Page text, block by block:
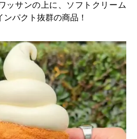
ッサンの上に、ソフトクリーム
パクト抜群の商品！